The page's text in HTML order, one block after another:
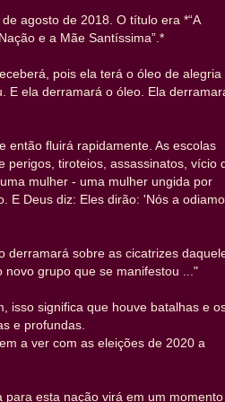
agosto de 2018. O título era *“A
e a Mãe Santíssima”.*
pois ela terá o óleo de alegria
E ela derramará o óleo. Ela
então fluirá rapidamente. As escolas
perigos, tiroteios, assassinatos, vício
mulher - uma mulher ungida por
E Deus diz: Eles dirão: 'Nós a
derramará sobre as cicatrizes
grupo que se manifestou ..."
isso significa que houve batalhas e
e profundas.
a ver com as eleições de 2020 a
esta nação virá em um